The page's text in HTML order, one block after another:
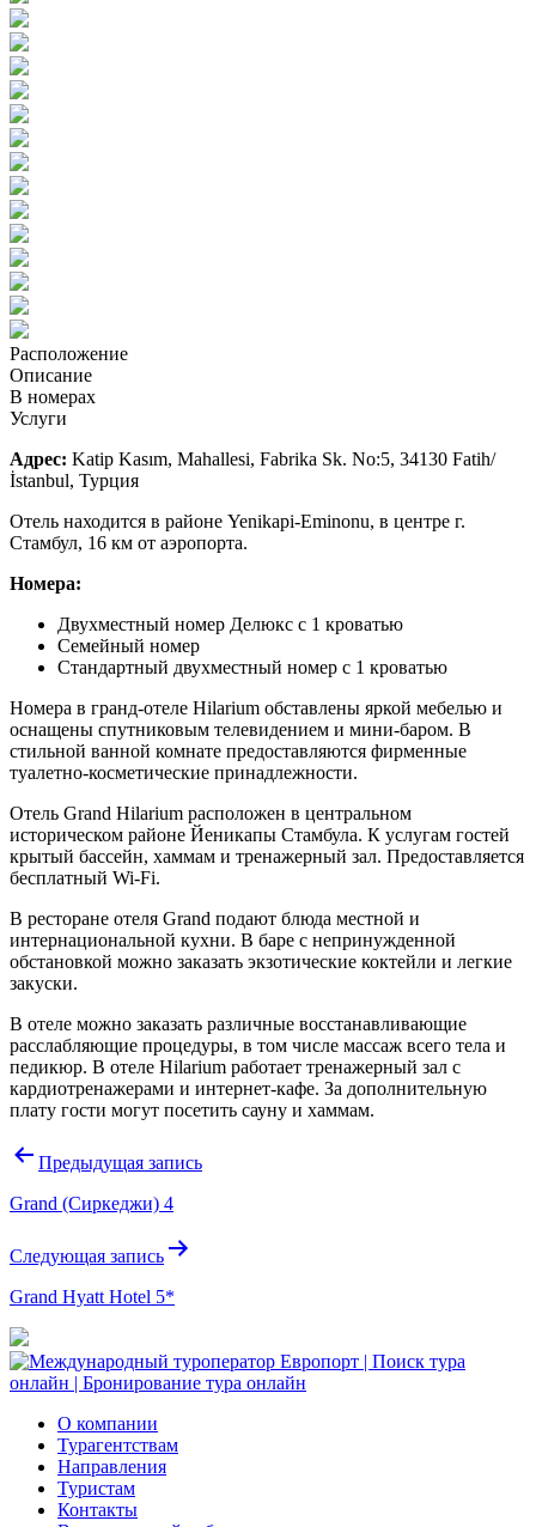
Расположение
Описание
В номерах
Услуги
Адрес: Katip Kasım, Mahallesi, Fabrika Sk. No:5, 34130 Fatih/
İstanbul, Турция
Отель находится в районе Yenikapi-Eminonu, в центре г.
Стамбул, 16 км от аэропорта.
Номера:
Двухместный номер Делюкс с 1 кроватью
Семейный номер
Стандартный двухместный номер с 1 кроватью
Номера в гранд-отеле Hilarium обставлены яркой мебелью и
оснащены спутниковым телевидением и мини-баром. В
стильной ванной комнате предоставляются фирменные
туалетно-косметические принадлежности.
Отель Grand Hilarium расположен в центральном
историческом районе Йеникапы Стамбула. К услугам гостей
крытый бассейн, хаммам и тренажерный зал. Предоставляется
бесплатный Wi-Fi.
В ресторане отеля Grand подают блюда местной и
интернациональной кухни. В баре с непринужденной
обстановкой можно заказать экзотические коктейли и легкие
закуски.
В отеле можно заказать различные восстанавливающие
расслабляющие процедуры, в том числе массаж всего тела и
педикюр. В отеле Hilarium работает тренажерный зал с
кардиотренажерами и интернет-кафе. За дополнительную
плату гости могут посетить сауну и хаммам.
Навигация
записям
Предыдущая запись
Grand (Сиркеджи) 4
Следующая запись
Grand Hyatt Hotel 5*
О компании
Турагентствам
Направления
Туристам
Контакты